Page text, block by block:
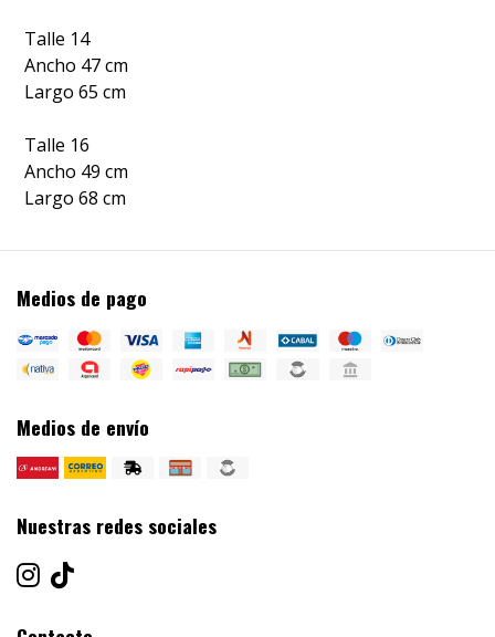
Talle 14
Ancho 47 cm
Largo 65 cm
Talle 16
Ancho 49 cm
Largo 68 cm
Medios de pago
Medios de envío
Nuestras redes sociales